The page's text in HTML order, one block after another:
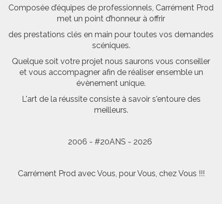
Composée d’équipes de professionnels, Carrément Prod
met un point d’honneur à offrir
des prestations clés en main pour toutes vos demandes
scéniques.
Quelque soit votre projet nous saurons vous conseiller
et vous accompagner afin de réaliser ensemble un
évènement unique.
L'art de la réussite consiste à savoir s'entoure des
meilleurs.
2006 - #20ANS - 2026
Carrément Prod avec Vous, pour Vous, chez Vous !!!